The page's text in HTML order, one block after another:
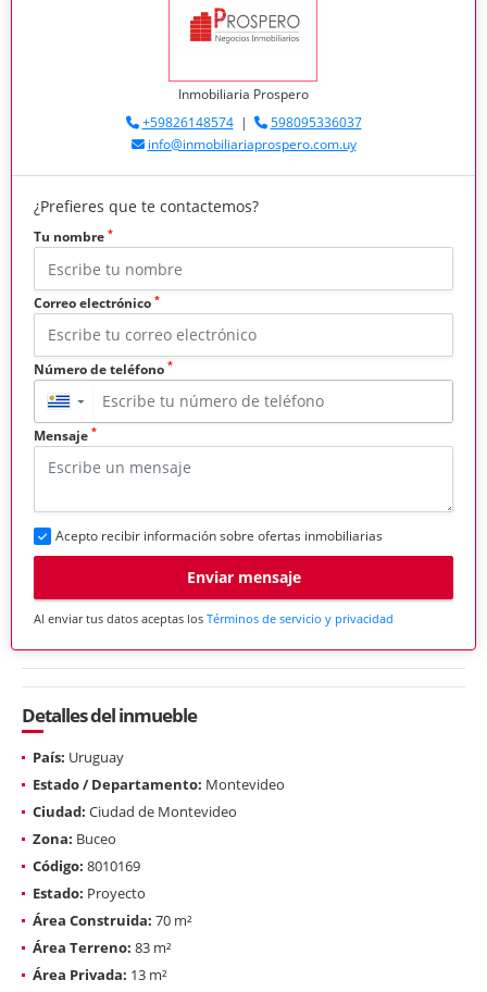
Inmobiliaria Prospero
+59826148574|
598095336037
info@inmobiliariaprospero.com.uy
¿Prefieres que te contactemos?
Tu nombre *
Correo electrónico *
Número de teléfono *
▼
Mensaje *
Acepto recibir información sobre ofertas inmobiliarias
Enviar mensaje
Al enviar tus datos aceptas los Términos de servicio y privacidad
Detalles del inmueble
País: Uruguay
Estado / Departamento: Montevideo
Ciudad: Ciudad de Montevideo
Zona: Buceo
Código: 8010169
Estado: Proyecto
Área Construida: 70 m²
Área Terreno: 83 m²
Área Privada: 13 m²